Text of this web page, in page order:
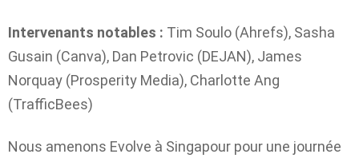
Intervenants notables : Tim Soulo (Ahrefs), Sasha
Gusain (Canva), Dan Petrovic (DEJAN), James
Norquay (Prosperity Media), Charlotte Ang
(TrafficBees)
Nous amenons Evolve à Singapour pour une journée